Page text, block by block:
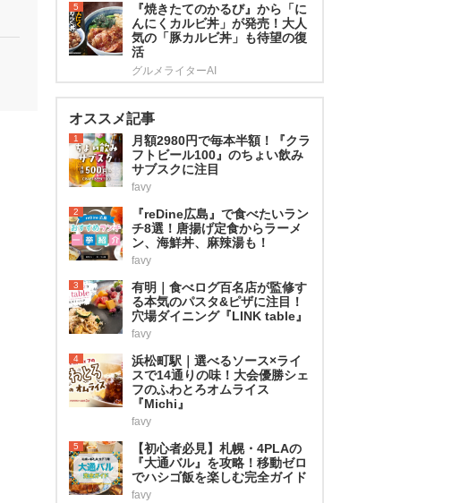
5
『焼きたてのかるび』から「に
んにくカルビ丼」が発売！大人
気の「豚カルビ丼」も待望の復
活
グルメライターAI
オススメ記事
1
月額2980円で毎本半額！『クラ
フトビール100』のちょい飲み
サブスクに注目
favy
2
『reDine広島』で食べたいラン
チ8選！唐揚げ定食からラーメ
ン、海鮮丼、麻辣湯も！
favy
3
有明｜食べログ百名店が監修す
る本気のパスタ&ピザに注目！
穴場ダイニング『LINK table』
favy
4
浜松町駅｜選べるソース×ライ
スで14通りの味！大会優勝シェ
フのふわとろオムライス
『Michi』
favy
5
【初心者必見】札幌・4PLAの
『大通バル』を攻略！移動ゼロ
でハシゴ飯を楽しむ完全ガイド
favy